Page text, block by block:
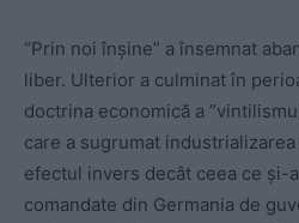
“Prin noi înșine” a însemnat
liber. Ulterior a culminat în
doctrina economică a
care a sugrumat
efectul invers decât ceea ce și-
comandate din Germania de